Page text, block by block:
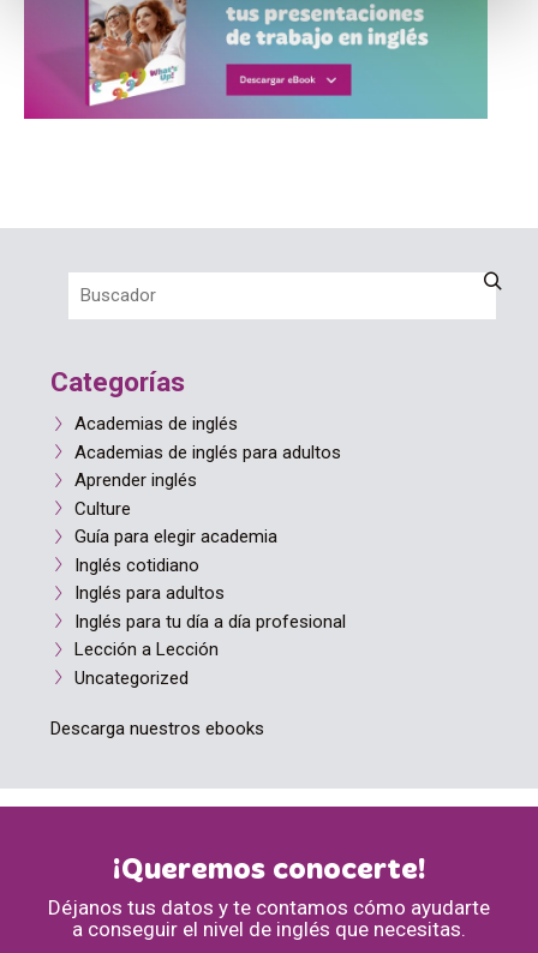
Categorías
Academias de inglés
Academias de inglés para adultos
Aprender inglés
Culture
Guía para elegir academia
Inglés cotidiano
Inglés para adultos
Inglés para tu día a día profesional
Lección a Lección
Uncategorized
Descarga nuestros ebooks
¡Queremos conocerte!
Déjanos tus datos y te contamos cómo ayudarte
a conseguir el nivel de inglés que necesitas.